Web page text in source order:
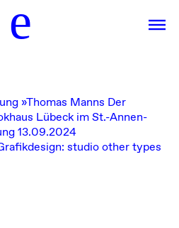
e
»Thomas Manns Der
Lübeck im St.-Annen-
13.09.2024
studio other types